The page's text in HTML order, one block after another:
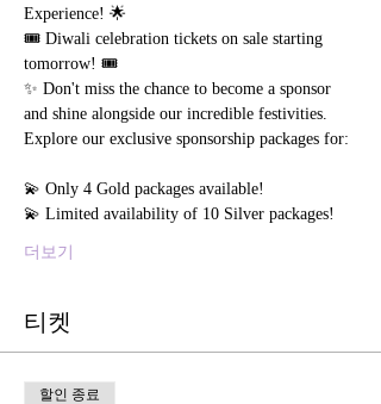
Experience! 🌟
🎟️ Diwali celebration tickets on sale starting
tomorrow! 🎟️
✨ Don't miss the chance to become a sponsor
and shine alongside our incredible festivities.
Explore our exclusive sponsorship packages for:
💫 Only 4 Gold packages available!
💫 Limited availability of 10 Silver packages!
더보기
티켓
할인 종료